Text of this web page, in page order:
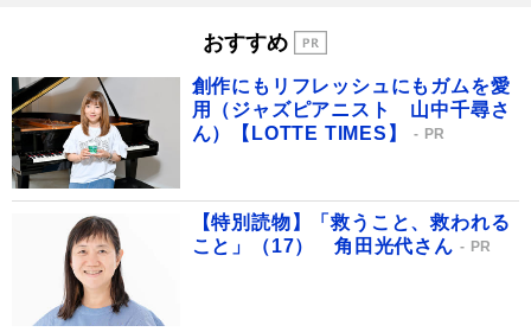
おすすめ
創作にもリフレッシュにもガムを愛
用（ジャズピアニスト 山中千尋さ
ん）【LOTTE TIMES】
PR
【特別読物】「救うこと、救われる
こと」（17） 角田光代さん
PR